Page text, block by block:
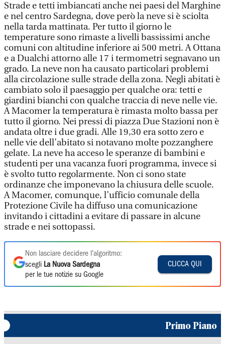
Strade e tetti imbiancati anche nei paesi del Marghine
e nel centro Sardegna, dove però la neve si è sciolta
nella tarda mattinata. Per tutto il giorno le
temperature sono rimaste a livelli bassissimi anche
comuni con altitudine inferiore ai 500 metri. A Ottana
e a Dualchi attorno alle 17 i termometri segnavano un
grado. La neve non ha causato particolari problemi
alla circolazione sulle strade della zona. Negli abitati è
cambiato solo il paesaggio per qualche ora: tetti e
giardini bianchi con qualche traccia di neve nelle vie.
A Macomer la temperatura è rimasta molto bassa per
tutto il giorno. Nei pressi di piazza Due Stazioni non è
andata oltre i due gradi. Alle 19,30 era sotto zero e
nelle vie dell’abitato si notavano molte pozzanghere
gelate. La neve ha acceso le speranze di bambini e
studenti per una vacanza fuori programma, invece si
è svolto tutto regolarmente. Non ci sono state
ordinanze che imponevano la chiusura delle scuole.
A Macomer, comunque, l’ufficio comunale della
Protezione Civile ha diffuso una comunicazione
invitando i cittadini a evitare di passare in alcune
strade e nei sottopassi.
Non lasciare decidere l'algoritmo:
scegli La Nuova Sardegna
per le tue notizie su Google
CLICCA QUI
Primo Piano